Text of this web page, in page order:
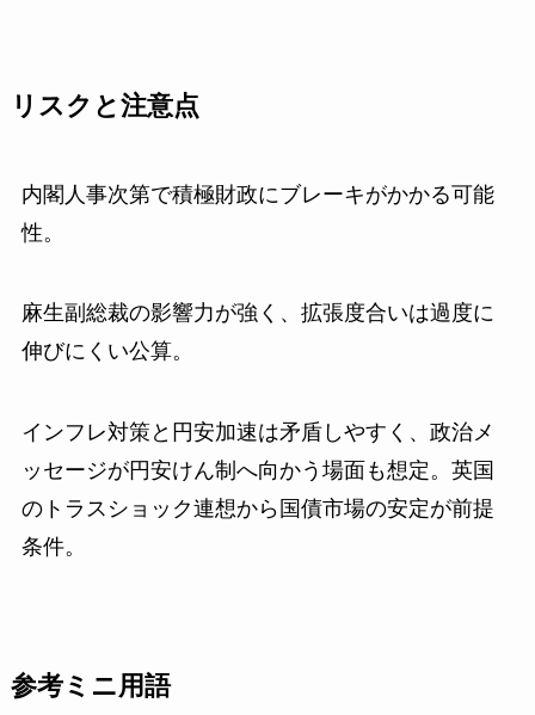
リスクと注意点
内閣人事次第で積極財政にブレーキがかかる可能
性。
麻生副総裁の影響力が強く、拡張度合いは過度に
伸びにくい公算。
インフレ対策と円安加速は矛盾しやすく、政治メ
ッセージが円安けん制へ向かう場面も想定。英国
のトラスショック連想から国債市場の安定が前提
条件。
参考ミニ用語